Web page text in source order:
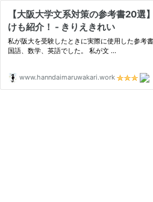
【大阪大学文系対策の参考書20選
けも紹介！ - きりえきれい
私が阪大を受験したときに実際に使用した参考
国語、数学、英語でした。 私が文 ...
www.hanndaimaruwakari.work